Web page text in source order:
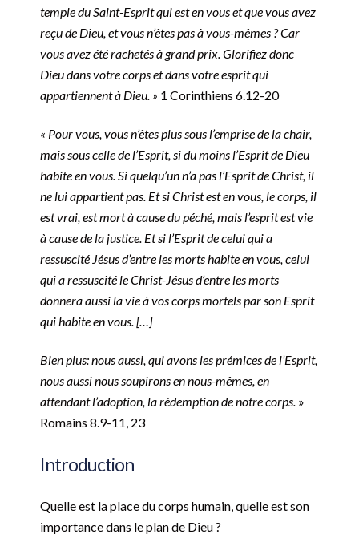
temple du Saint-Esprit qui est en vous et que vous avez
reçu de Dieu, et vous n’êtes pas à vous-mêmes ? Car
vous avez été rachetés à grand prix. Glorifiez donc
Dieu dans votre corps et dans votre esprit qui
appartiennent à Dieu. » 1 Corinthiens‬ 6.12-20
« Pour vous, vous n’êtes plus sous l’emprise de la chair,
mais sous celle de l’Esprit, si du moins l’Esprit de Dieu
habite en vous. Si quelqu’un n’a pas l’Esprit de Christ, il
ne lui appartient pas. Et si Christ est en vous, le corps, il
est vrai, est mort à cause du péché, mais l’esprit est vie
à cause de la justice. Et si l’Esprit de celui qui a
ressuscité Jésus d’entre les morts habite en vous, celui
qui a ressuscité le Christ-Jésus d’entre les morts
donnera aussi la vie à vos corps mortels par son Esprit
qui habite en vous. […]
Bien plus: nous aussi, qui avons les prémices de l’Esprit,
nous aussi nous soupirons en nous-mêmes, en
attendant l’adoption, la rédemption de notre corps. »
Romains‬ ‭8.9-11, 23
Introduction
Quelle est la place du corps humain, quelle est son
importance dans le plan de Dieu ?